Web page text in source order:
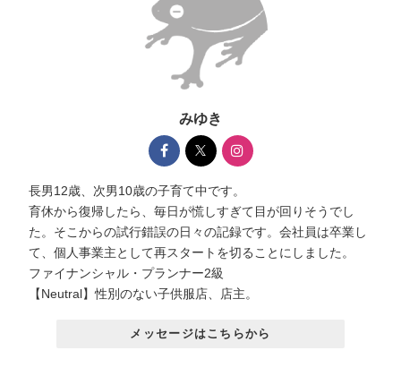
みゆき
長男12歳、次男10歳の子育て中です。
育休から復帰したら、毎日が慌しすぎて目が回りそうでし
た。そこからの試行錯誤の日々の記録です。会社員は卒業し
て、個人事業主として再スタートを切ることにしました。
ファイナンシャル・プランナー2級
【Neutral】性別のない子供服店、店主。
メッセージはこちらから